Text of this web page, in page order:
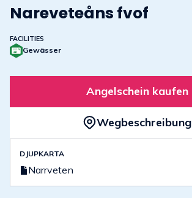
Nareveteåns fvof
FACILITIES
Gewässer
Angelschein kaufen
Wegbeschreibung
DJUPKARTA
Narrveten